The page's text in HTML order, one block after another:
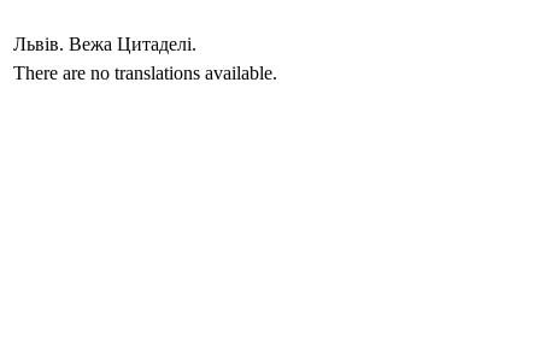
Львів. Вежа Цитаделі.
There are no translations available.